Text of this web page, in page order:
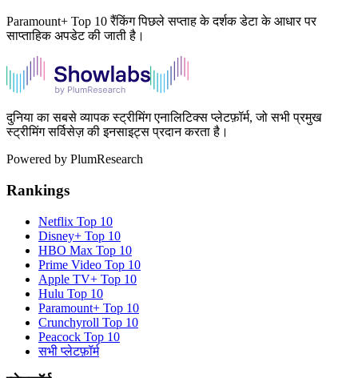
Paramount+ Top 10 रैंकिंग पिछले सप्ताह के दर्शक डेटा के आधार पर
साप्ताहिक अपडेट की जाती है।
दुनिया का सबसे व्यापक स्ट्रीमिंग एनालिटिक्स प्लेटफ़ॉर्म, जो सभी प्रमुख
स्ट्रीमिंग सर्विसेज़ की इनसाइट्स प्रदान करता है।
Powered by PlumResearch
Rankings
Netflix Top 10
Disney+ Top 10
HBO Max Top 10
Prime Video Top 10
Apple TV+ Top 10
Hulu Top 10
Paramount+ Top 10
Crunchyroll Top 10
Peacock Top 10
सभी प्लेटफ़ॉर्म